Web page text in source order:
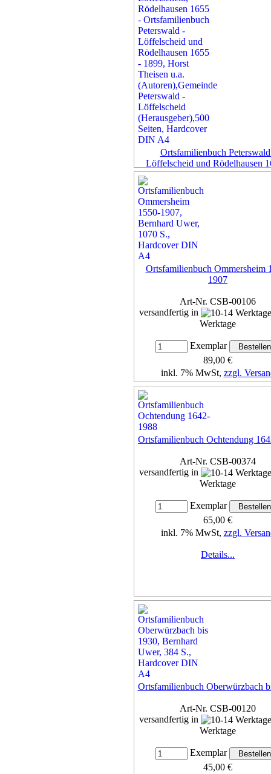
Ortsfamilienbuch
Löffelscheid und Rödelhausen
1899
Art-Nr. CSB-00002
versandfertig in
Exemplar
inkl. 7% MwSt,zzgl.
Ortsfamilienbuch Ommersheim
1907
Art-Nr. CSB-00106
versandfertig in
Werktage
Exemplar
89,00 €
inkl. 7% MwSt, zzgl.
Ortsfamilienbuch Ochtendung
Art-Nr. CSB-00374
versandfertig in
Werktage
Exemplar
65,00 €
inkl. 7% MwSt, zzgl.
Details...
Ortsfamilienbuch Oberwürzbach
Art-Nr. CSB-00120
versandfertig in
Werktage
Exemplar
45,00 €